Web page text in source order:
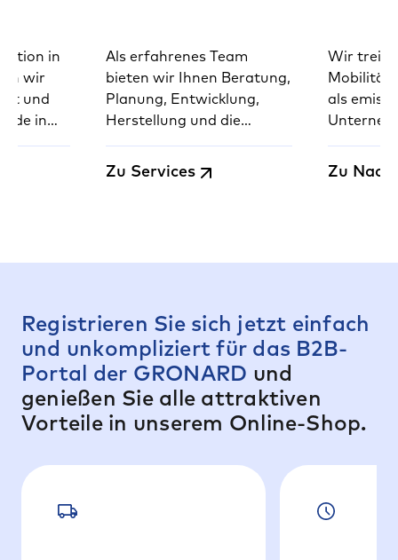
in
wir
und
in
Als erfahrenes Team
bieten wir Ihnen Beratung,
Planung, Entwicklung,
Herstellung und die
komplette Montage von
unseren Produkten –
Zu Services
Wir
als
und
Zu
Registrieren Sie sich jetzt einfach
und unkompliziert für das B2B-
Portal der GRONARD und
genießen Sie alle attraktiven
Vorteile in unserem Online-Shop.